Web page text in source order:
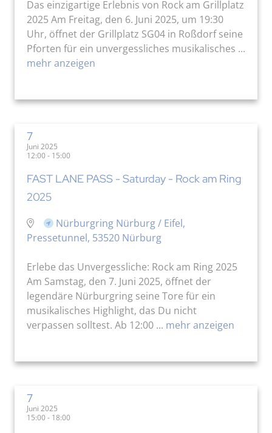
Das einzigartige Erlebnis von Rock am Grillplatz
2025 Am Freitag, den 6. Juni 2025, um 19:30
Uhr, öffnet der Grillplatz SG04 in Roßdorf seine
Pforten für ein unvergessliches musikalisches ...
mehr anzeigen
7
Juni 2025
12:00 - 15:00
FAST LANE PASS - Saturday - Rock am Ring
2025
Nürburgring Nürburg / Eifel,
Pressetunnel, 53520 Nürburg
Erlebe das Unvergessliche: Rock am Ring 2025
Am Samstag, den 7. Juni 2025, öffnet der
legendäre Nürburgring seine Tore für ein
musikalisches Highlight, das Du nicht
verpassen solltest. Ab 12:00 ... mehr anzeigen
7
Juni 2025
15:00 - 18:00